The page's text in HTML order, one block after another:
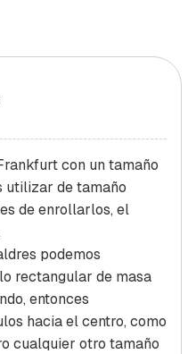
con un tamaño
utilizar de tamaño
de enrollarlos, el
podemos
rectangular de masa
entonces
hacia el centro, como
cualquier otro tamaño